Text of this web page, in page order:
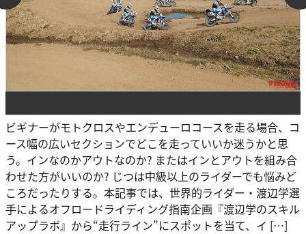
ビギナーがモトクロスやエンデューロコースを走る場合、コ
ース幅の広いセクションでどこを走っていいか迷うかと思
う。インなのかアウトなのか? またはインとアウトを組み合
わせた方がいいのか? じつは中級以上のライダーでも悩みど
ころだったりする。本記事では、世界的ライダー・渡辺学選
手によるオフロードライディング指南企画『渡辺学のスキル
アップラボ』から“走行ライン”にスポットを当て、イ […]